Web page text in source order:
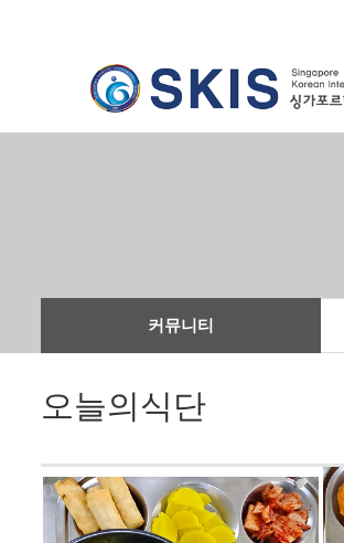
커뮤니티
오늘의식단